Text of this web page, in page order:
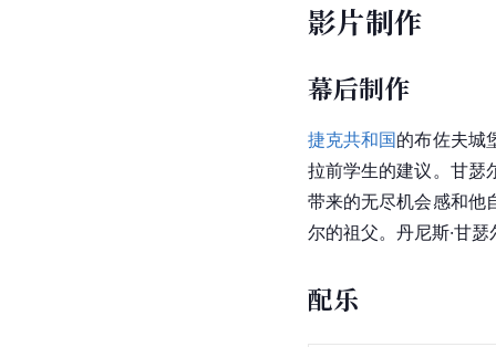
影片制作
幕后制作
捷克共和国的布佐夫城
拉前学生的建议。甘瑟
带来的无尽机会感和他
尔的祖父。丹尼斯·甘瑟
配乐